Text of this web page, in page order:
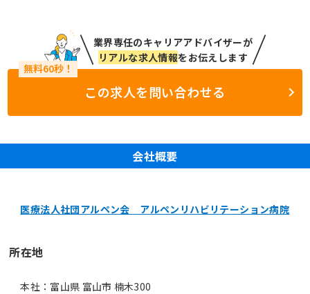
業界専任のキャリアアドバイザーが
リアルな求人情報をお伝えします
この求人を問い合わせる
会社概要
医療法人社団アルペン会 アルペンリハビリテーション病院
所在地
本社：富山県 富山市 楠木300